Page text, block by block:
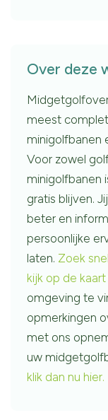
Over deze
meest
minigolfbanen
Voor zowel
minigolfbanen
gratis blijven.
beter en
persoonlijke
laten. Zoek
kijk op de kaart
omgeving te
opmerkingen
met ons
uw
klik dan nu hier.